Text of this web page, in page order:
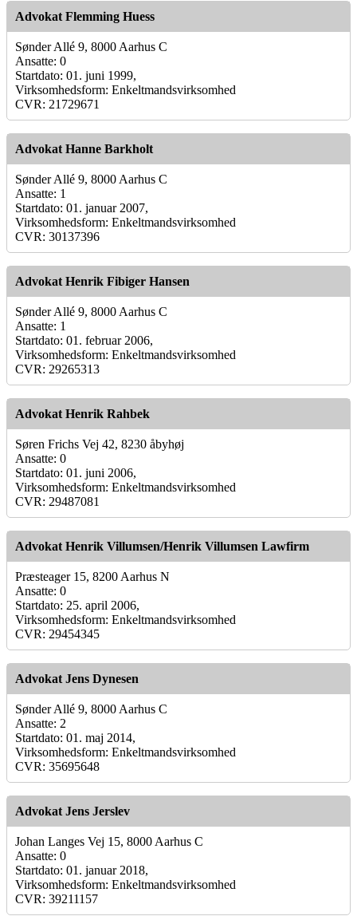
Advokat Flemming Huess
Sønder Allé 9, 8000 Aarhus C
Ansatte: 0
Startdato: 01. juni 1999,
Virksomhedsform: Enkeltmandsvirksomhed
CVR: 21729671
Advokat Hanne Barkholt
Sønder Allé 9, 8000 Aarhus C
Ansatte: 1
Startdato: 01. januar 2007,
Virksomhedsform: Enkeltmandsvirksomhed
CVR: 30137396
Advokat Henrik Fibiger Hansen
Sønder Allé 9, 8000 Aarhus C
Ansatte: 1
Startdato: 01. februar 2006,
Virksomhedsform: Enkeltmandsvirksomhed
CVR: 29265313
Advokat Henrik Rahbek
Søren Frichs Vej 42, 8230 åbyhøj
Ansatte: 0
Startdato: 01. juni 2006,
Virksomhedsform: Enkeltmandsvirksomhed
CVR: 29487081
Advokat Henrik Villumsen/Henrik Villumsen Lawfirm
Præsteager 15, 8200 Aarhus N
Ansatte: 0
Startdato: 25. april 2006,
Virksomhedsform: Enkeltmandsvirksomhed
CVR: 29454345
Advokat Jens Dynesen
Sønder Allé 9, 8000 Aarhus C
Ansatte: 2
Startdato: 01. maj 2014,
Virksomhedsform: Enkeltmandsvirksomhed
CVR: 35695648
Advokat Jens Jerslev
Johan Langes Vej 15, 8000 Aarhus C
Ansatte: 0
Startdato: 01. januar 2018,
Virksomhedsform: Enkeltmandsvirksomhed
CVR: 39211157